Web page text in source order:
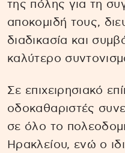
της πόλης για τη
αποκομιδή τους,
διαδικασία και
καλύτερο
Σε επιχειρησιακό
οδοκαθαριστές
σε όλο το
Ηρακλείου, ενώ ο